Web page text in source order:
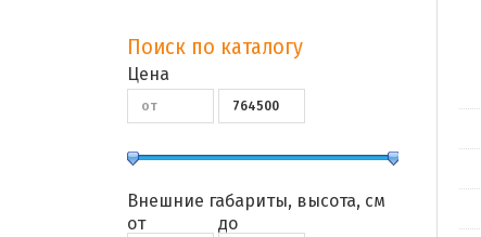
Поиск по каталогу
Цена
Внешние габариты, высота, см
от
до